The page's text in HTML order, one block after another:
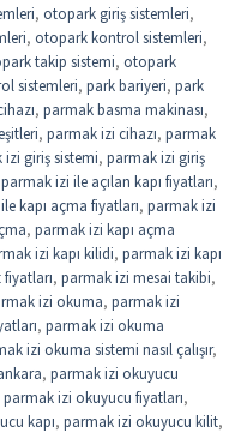
, otopark giriş sistemleri,
, otopark kontrol sistemleri,
takip sistemi, otopark
sistemleri, park bariyeri, park
, parmak basma makinası,
, parmak izi cihazı, parmak
izi giriş sistemi, parmak izi giriş
parmak izi ile açılan kapı fiyatları,
kapı açma fiyatları, parmak izi
, parmak izi kapı açma
izi kapı kilidi, parmak izi kapı
, parmak izi mesai takibi,
izi okuma, parmak izi
, parmak izi okuma
izi okuma sistemi nasıl çalışır,
, parmak izi okuyucu
parmak izi okuyucu fiyatları,
kapı, parmak izi okuyucu kilit,